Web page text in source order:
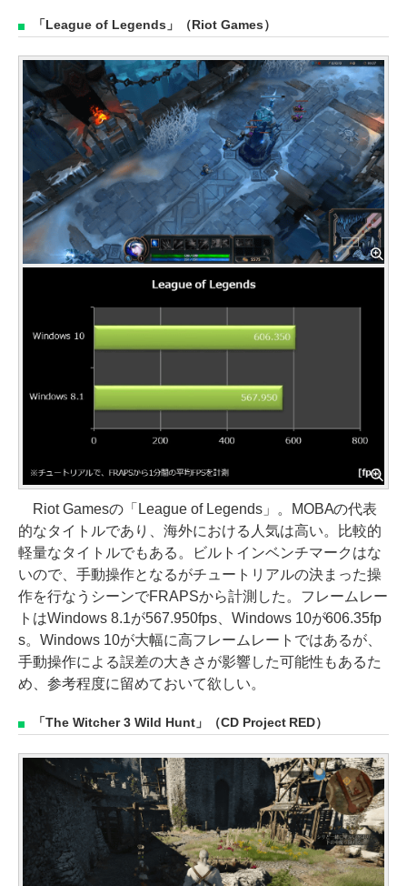
「League of Legends」（Riot Games）
Riot Gamesの「League of Legends」。MOBAの代表
的なタイトルであり、海外における人気は高い。比較的
軽量なタイトルでもある。ビルトインベンチマークはな
いので、手動操作となるがチュートリアルの決まった操
作を行なうシーンでFRAPSから計測した。フレームレー
トはWindows 8.1が567.950fps、Windows 10が606.35fp
s。Windows 10が大幅に高フレームレートではあるが、
手動操作による誤差の大きさが影響した可能性もあるた
め、参考程度に留めておいて欲しい。
「The Witcher 3 Wild Hunt」（CD Project RED）